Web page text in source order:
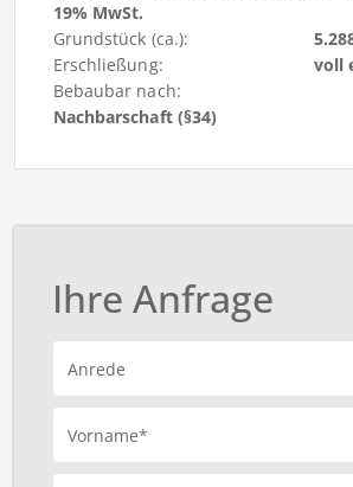
19% MwSt.
Grundstück (ca.):
Erschließung:
voll
Bebaubar nach:
Nachbarschaft (§34)
Ihre Anfrage
Anrede
Vorname*